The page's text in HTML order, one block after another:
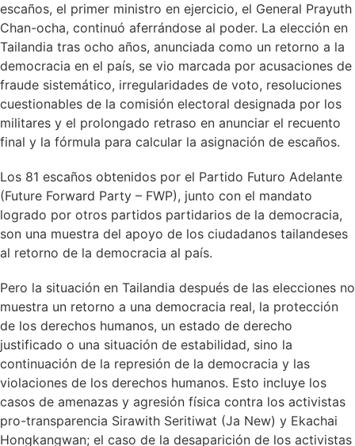
escaños, el primer ministro en ejercicio, el General Prayuth
Chan-ocha, continuó aferrándose al poder. La elección en
Tailandia tras ocho años, anunciada como un retorno a la
democracia en el país, se vio marcada por acusaciones de
fraude sistemático, irregularidades de voto, resoluciones
cuestionables de la comisión electoral designada por los
militares y el prolongado retraso en anunciar el recuento
final y la fórmula para calcular la asignación de escaños.
Los 81 escaños obtenidos por el Partido Futuro Adelante
(Future Forward Party – FWP), junto con el mandato
logrado por otros partidos partidarios de la democracia,
son una muestra del apoyo de los ciudadanos tailandeses
al retorno de la democracia al país.
Pero la situación en Tailandia después de las elecciones no
muestra un retorno a una democracia real, la protección
de los derechos humanos, un estado de derecho
justificado o una situación de estabilidad, sino la
continuación de la represión de la democracia y las
violaciones de los derechos humanos. Esto incluye los
casos de amenazas y agresión física contra los activistas
pro-transparencia Sirawith Seritiwat (Ja New) y Ekachai
Hongkangwan; el caso de la desaparición de los activistas